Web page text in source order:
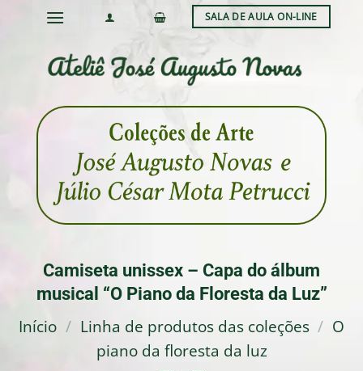
SALA DE AULA ON-LINE
Camiseta unissex – Capa do álbum
musical “O Piano da Floresta da Luz”
Início / Linha de produtos das coleções / O
piano da floresta da luz